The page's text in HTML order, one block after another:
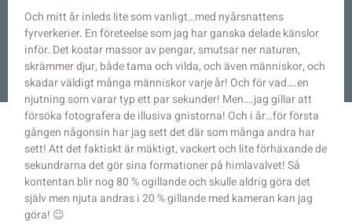
Och mitt år inleds lite som vanligt…med nyårsnattens
fyrverkerier. En företeelse som jag har ganska delade känslor
inför. Det kostar massor av pengar, smutsar ner naturen,
skrämmer djur, både tama och vilda, och även människor, och
skadar väldigt många människor varje år! Och för vad….en
njutning som varar typ ett par sekunder! Men….jag gillar att
försöka fotografera de illusiva gnistorna! Och i år…för första
gången någonsin har jag sett det där som många andra har
sett! Att det faktiskt är mäktigt, vackert och lite förhäxande de
sekundrarna det gör sina formationer på himlavalvet! Så
kontentan blir nog 80 % ogillande och skulle aldrig göra det
själv men njuta andras i 20 % gillande med kameran kan jag
göra! 😉